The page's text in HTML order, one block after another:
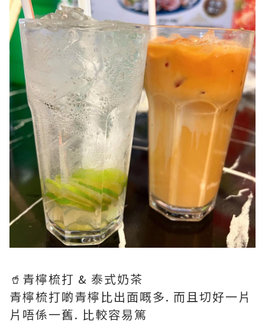
🥤青檸梳打 & 泰式奶茶
青檸梳打啲青檸比出面嘅多. 而且切好一片
片唔係一舊. 比較容易篤